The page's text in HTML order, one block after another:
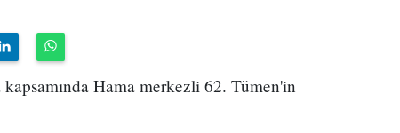
Hama merkezli 62. Tümen'in